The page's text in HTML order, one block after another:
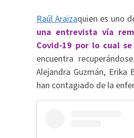
Raúl Araizaquien es uno
una entrevista vía
Covid-19 por lo cual
encuentra
Alejandra Guzmán, Erika
han contagiado de la